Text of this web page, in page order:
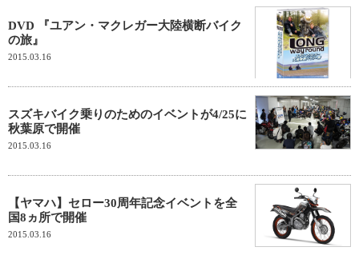
DVD 『ユアン・マクレガー大陸横断バイク
の旅』
2015.03.16
スズキバイク乗りのためのイベントが4/25に
秋葉原で開催
2015.03.16
【ヤマハ】セロー30周年記念イベントを全
国8ヵ所で開催
2015.03.16